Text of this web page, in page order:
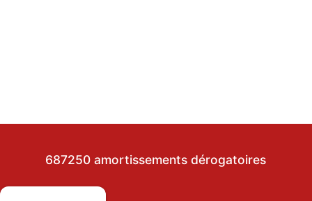
687250 amortissements dérogatoires